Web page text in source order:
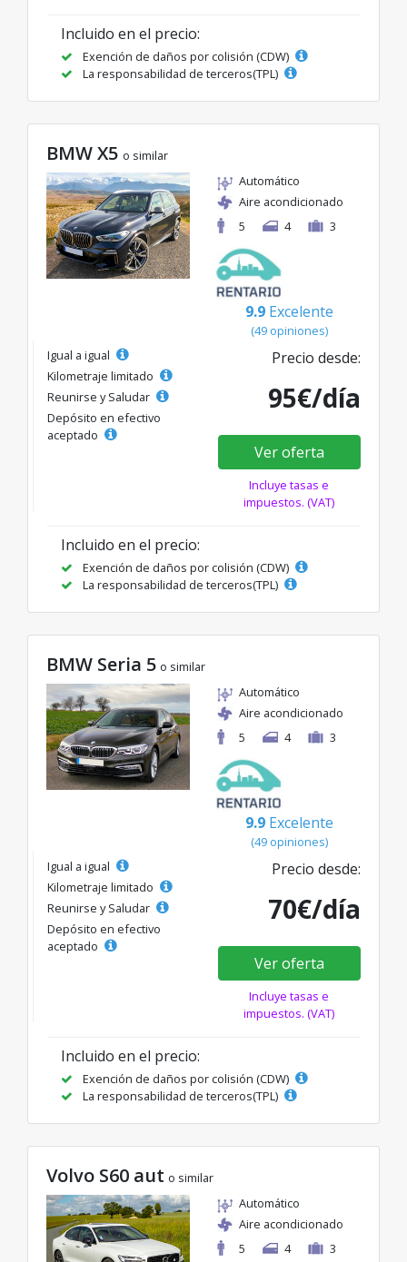
Incluido en el precio:
Exención de daños por colisión (CDW)
La responsabilidad de terceros(TPL)
BMW X5 o similar
Automático
Aire acondicionado
5
4 3
9.9 Excelente
(49 opiniones)
Igual a igual
Kilometraje limitado
Reunirse y Saludar
Depósito en efectivo
aceptado
Precio desde:
95€/día
Ver oferta
Incluye tasas e
impuestos. (VAT)
Incluido en el precio:
Exención de daños por colisión (CDW)
La responsabilidad de terceros(TPL)
BMW Seria 5 o similar
Automático
Aire acondicionado
5
4 3
9.9 Excelente
(49 opiniones)
Igual a igual
Kilometraje limitado
Reunirse y Saludar
Depósito en efectivo
aceptado
Precio desde:
70€/día
Ver oferta
Incluye tasas e
impuestos. (VAT)
Incluido en el precio:
Exención de daños por colisión (CDW)
La responsabilidad de terceros(TPL)
Volvo S60 aut o similar
Automático
Aire acondicionado
5
4 3